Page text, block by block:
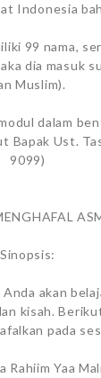
Indonesia
99 nama,
dia masuk
Muslim).
dalam
Bapak Ust.
9099)
Sinopsis:
akan
kisah.
pada
Rahiim Yaa